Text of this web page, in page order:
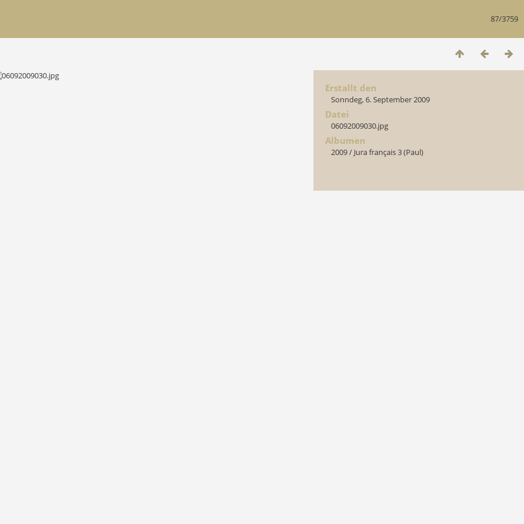
87/3759
Erstallt den
Sonndeg, 6. September 2009
Datei
06092009030.jpg
Albumen
2009/ Jura français 3 (Paul)